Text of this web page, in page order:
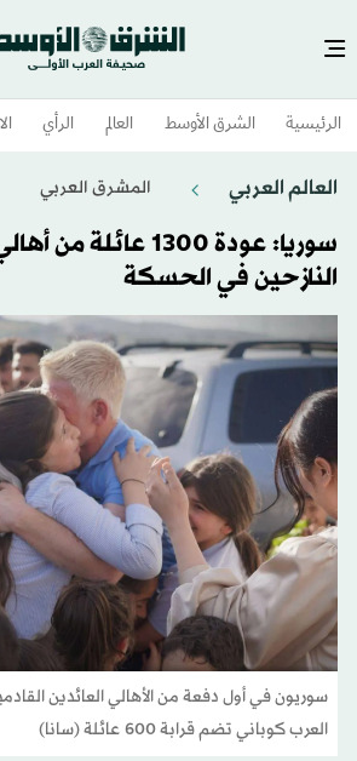
الرئيسية الشرق الأوسط​ العالم الرأي
العالم العربي المشرق العربي
سوريا: عودة 1300
النازحين في الحسكة
سوريون في أول دفعة من الأهالي العائدين
العرب كوباني تضم قرابة 600 عائلة (سانا)